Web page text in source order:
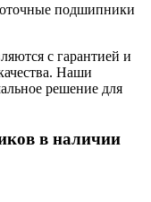
подшипники
с гарантией и
Наши
решение для
в наличии